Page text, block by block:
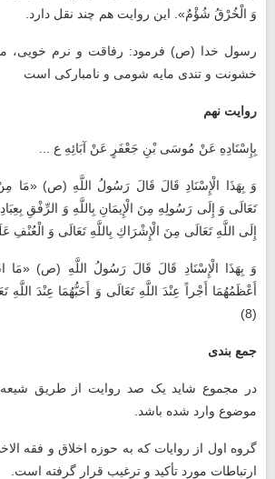
وَ الْخُرْقُ شُؤْمٌ». این روایت هم چند نقل دارد.
رسول خدا (ص) فرمود: رفاقت و نرم خویی،
خشونت و تندی مایه شومی و نامبارکی است
روایت نهم
بِإِسْنَادِهِ عَنْ مُوسَى بْنِ جَعْفَرٍ عَنْ آبَائِهِ ع ...
وَ بِهَذَا الْإِسْنَادِ قَالَ قَالَ رَسُولُ اللَّهِ (ص)‏ «مَا
تَعَالَى وَ إِلَى رَسُولِهِ مِنَ الْإِيمَانِ بِاللَّهِ وَ الرِّفْقِ
إِلَى اللَّهِ تَعَالَى مِنَ الْإِشْرَاكِ بِاللَّهِ تَعَالَى وَ الْعُنْفِ
وَ بِهَذَا الْإِسْنَادِ قَالَ قَالَ رَسُولُ اللَّهِ (ص) «مَا
أَعْظَمُهُمَا أَجْراً عِنْدَ اللَّهِ تَعَالَى وَ أَحَبُّهُمَا عِنْدَ اللَّهِ
(8)
جمع بندی
در مجموع شاید یک ‌صد روایت از طریق
موضوع وارد شده باشد.
گروه اول از روایات که به حوزه اخلاق و فقه
ارتباطات مورد تأکید و ترغیب قرار گرفته است.